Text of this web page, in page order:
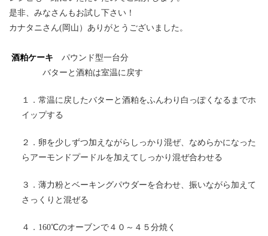
是非、みなさんもお試し下さい！
カナタニさん(岡山）ありがとうございました。
酒粕ケーキ パウンド型一台分
バターと酒粕は室温に戻す
１．常温に戻したバターと酒粕をふんわり白っぽくなるまでホ
イップする
２．卵を少しずつ加えながらしっかり混ぜ、なめらかになった
らアーモンドプードルを加えてしっかり混ぜ合わせる
３．薄力粉とベーキングパウダーを合わせ、振いながら加えて
さっくりと混ぜる
４．160℃のオーブンで４０～４５分焼く